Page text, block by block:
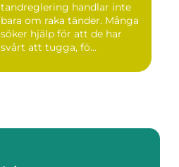
tandreglering handlar inte
bara om raka tänder. Många
söker hjälp för att de har
svårt att tugga, fö...